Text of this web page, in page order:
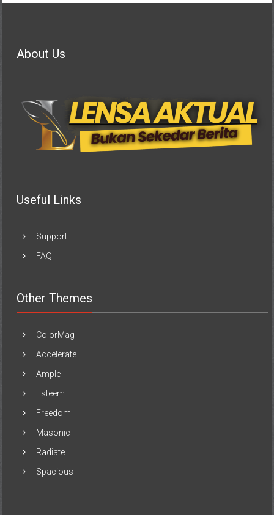
About Us
Useful Links
Support
FAQ
Other Themes
ColorMag
Accelerate
Ample
Esteem
Freedom
Masonic
Radiate
Spacious